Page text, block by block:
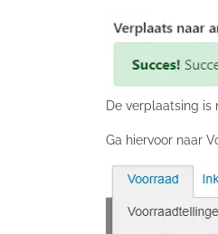
De verplaatsing
Ga hiervoor naar